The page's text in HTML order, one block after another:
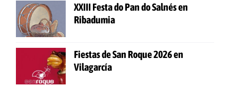
XXIII Festa do Pan do Salnés en
Ribadumia
Fiestas de San Roque 2026 en
Vilagarcía